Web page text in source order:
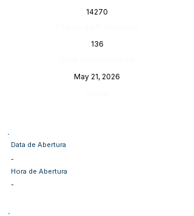
14270
136
May 21, 2026
Data de Abertura
-
Hora de Abertura
-